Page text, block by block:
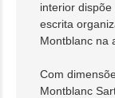
interior
escrita
Montblanc na
Com
Montblanc